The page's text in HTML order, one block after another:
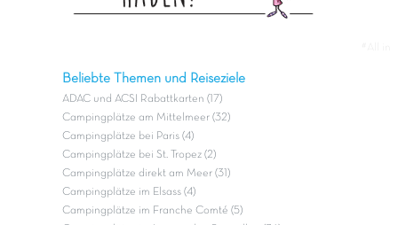
Beliebte Themen und Reiseziele
ADAC und ACSI Rabattkarten (17)
Campingplätze am Mittelmeer (32)
Campingplätze bei Paris (4)
Campingplätze bei St. Tropez (2)
Campingplätze direkt am Meer (31)
Campingplätze im Elsass (4)
Campingplätze im Franche Comté (5)